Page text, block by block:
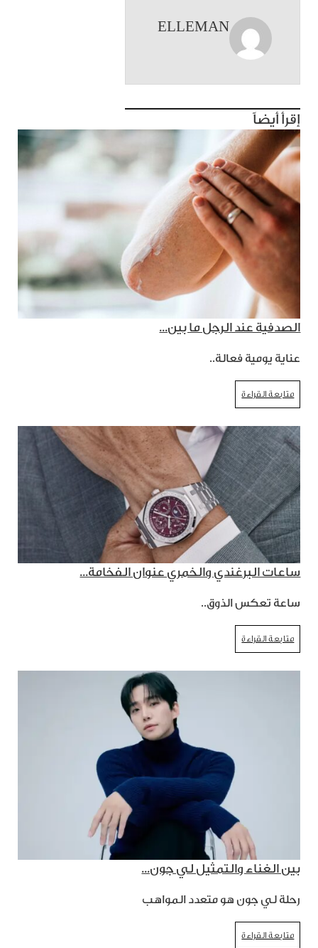
ELLEMAN
إقرأ أيضاً
الصدفية عند الرجل ما بين...
عناية يومية فعالة..
متابعة القراءة
ساعات البرغندي والخمري عنوان الفخامة...
ساعة تعكس الذوق..
متابعة القراءة
بين الغناء والتمثيل لي جون...
رحلة لي جون هو متعدد المواهب
متابعة القراءة